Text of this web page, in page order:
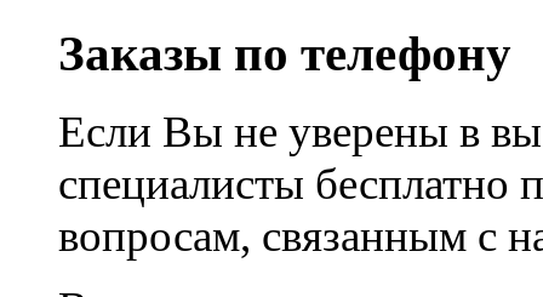
Заказы по телефону
Если Вы не уверены в
специалисты
вопросам, связанным с